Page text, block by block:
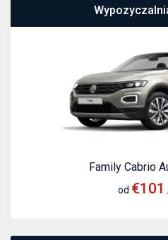
Family Cabrio
od €101